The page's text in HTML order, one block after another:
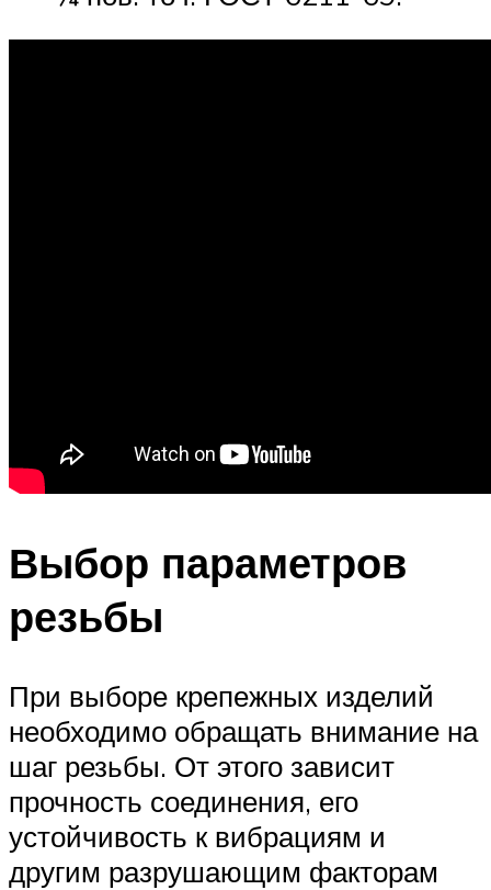
Выбор параметров
резьбы
При выборе крепежных изделий
необходимо обращать внимание на
шаг резьбы. От этого зависит
прочность соединения, его
устойчивость к вибрациям и
другим разрушающим факторам